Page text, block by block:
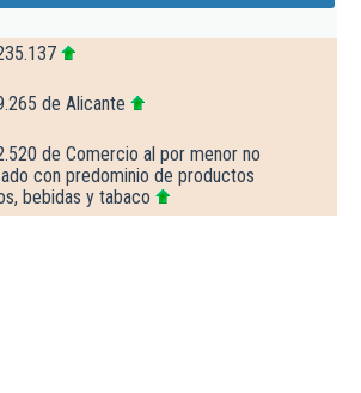
de Alicante
de Comercio al por menor no
con predominio de productos
bebidas y tabaco